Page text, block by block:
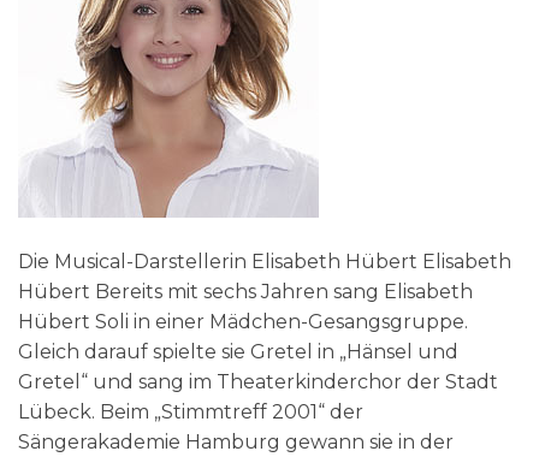
Die Musical-Darstellerin Elisabeth Hübert Elisabeth
Hübert Bereits mit sechs Jahren sang Elisabeth
Hübert Soli in einer Mädchen-Gesangsgruppe.
Gleich darauf spielte sie Gretel in „Hänsel und
Gretel“ und sang im Theaterkinderchor der Stadt
Lübeck. Beim „Stimmtreff 2001“ der
Sängerakademie Hamburg gewann sie in der